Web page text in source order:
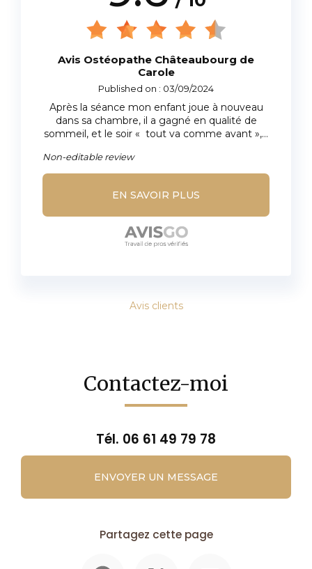
Avis Ostéopathe Châteaubourg de
Carole
Published on : 03/09/2024
Après la séance mon enfant joue à nouveau
dans sa chambre, il a gagné en qualité de
sommeil, et le soir « tout va comme avant », il
coucher en se demandant si il y a des insectes
ou non dans sa chambre .
Non-editable review
EN SAVOIR PLUS
Avis clients
Contactez-moi
Tél. 06 61 49 79 78
ENVOYER UN MESSAGE
Partagez cette page